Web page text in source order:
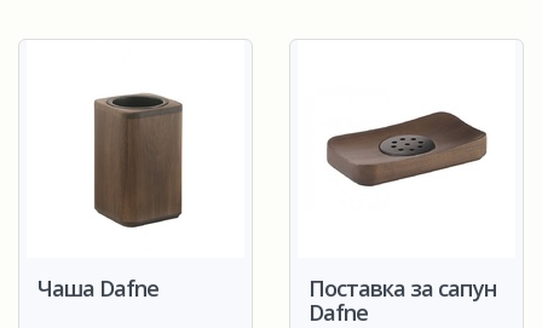
Чаша Dafne
Поставка за сапун
Dafne